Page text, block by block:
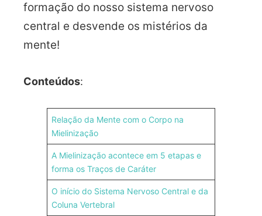
formação do nosso sistema nervoso
central e desvende os mistérios da
mente!
Conteúdos:
Relação da Mente com o Corpo na
Mielinização
A Mielinização acontece em 5 etapas e
forma os Traços de Caráter
O início do Sistema Nervoso Central e da
Coluna Vertebral